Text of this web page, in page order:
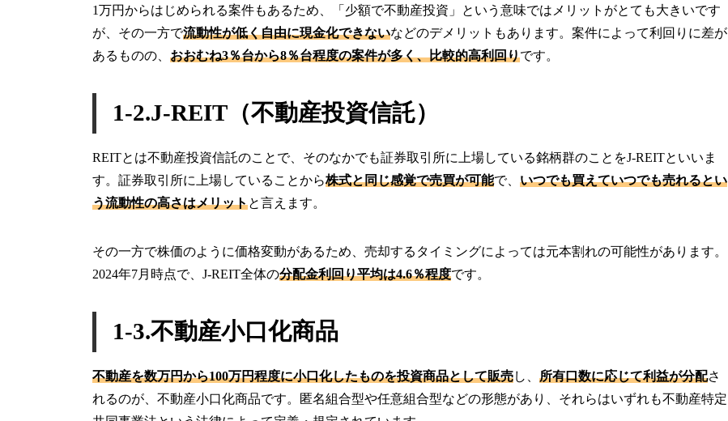
1万円からはじめられる案件もあるため、「少額で不動産投資」という意味ではメリットがとても大きいです
が、その一方で流動性が低く自由に現金化できないなどのデメリットもあります。案件によって利回りに差が
あるものの、 おおむね3％台から8％台程度の案件が多く、比較的高利回りです。
1-2.J-REIT（不動産投資信託）
REITとは不動産投資信託のことで、そのなかでも証券取引所に上場している銘柄群のことをJ-REITといいま
す。証券取引所に上場していることから株式と同じ感覚で売買が可能で、 いつでも買えていつでも売れるとい
う流動性の高さはメリットと言えます。
その一方で株価のように価格変動があるため、売却するタイミングによっては元本割れの可能性があります。
2024年7月時点で、J-REIT全体の分配金利回り平均は4.6％程度です。
1-3.不動産小口化商品
不動産を数万円から100万円程度に小口化したものを投資商品として販売し、 所有口数に応じて利益が分配さ
れるのが、不動産小口化商品です。匿名組合型や任意組合型などの形態があり、それらはいずれも不動産特定